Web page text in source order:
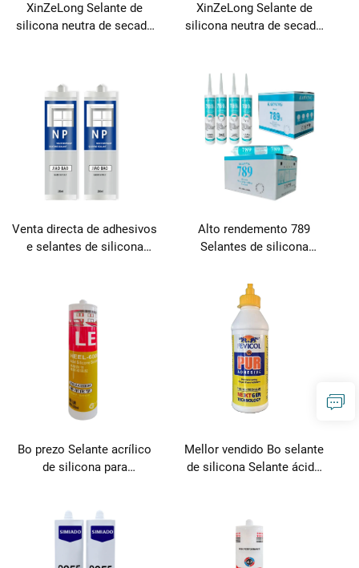
XinZeLong Selante de
silicona neutra de secado
XinZeLong Selante de
silicona neutra de secado
adhesivas e de sellado
Venta directa de adhesivos
e selantes de silicona
Alto rendemento 789
Selantes de silicona
Bo prezo Selante acrílico
de silicona para
Mellor vendido Bo selante
de silicona Selante ácido